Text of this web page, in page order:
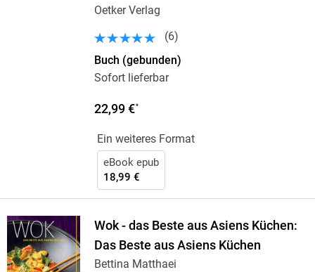
Oetker Verlag
(6)
Buch (gebunden)
Sofort lieferbar
22,99 €*
Ein weiteres Format
eBook epub
18,99 €
Wok - das Beste aus Asiens Küchen:
Das Beste aus Asiens Küchen
Bettina Matthaei